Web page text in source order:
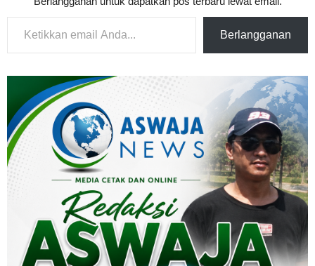
Ketikkan email Anda...
Berlangganan